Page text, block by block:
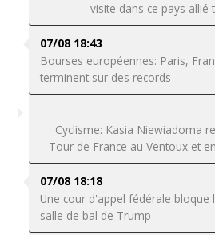
visite dans ce pays
07/08 18:43
Bourses européennes: Paris,
terminent sur des records
Cyclisme: Kasia Niewiadoma
Tour de France au Ventoux et
07/08 18:18
Une cour d'appel fédérale bloque
salle de bal de Trump